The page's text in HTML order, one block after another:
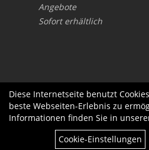
Angebote
Sofort erhältlich
Diese Internetseite benutzt
beste Webseiten-Erlebnis zu
Informationen finden Sie in
Cookie-Einstellungen